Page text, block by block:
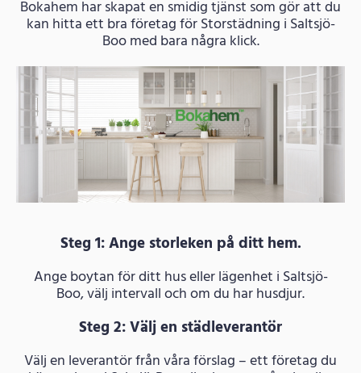
Bokahem har skapat en smidig tjänst som gör att du
kan hitta ett bra företag för Storstädning i Saltsjö-
Boo med bara några klick.
Steg 1: Ange storleken på ditt hem.
Ange boytan för ditt hus eller lägenhet i Saltsjö-
Boo, välj intervall och om du har husdjur.
Steg 2: Välj en städleverantör
Välj en leverantör från våra förslag – ett företag du